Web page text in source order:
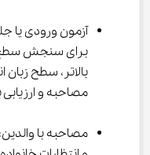
آزمون ورودی یا
بالاتر، سطح
مصاحبه و ارزیابی